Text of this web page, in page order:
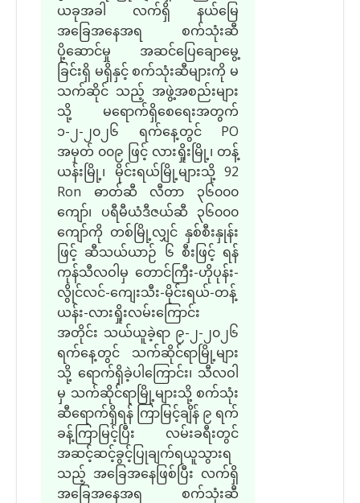
ယခုအခါ လက်ရှိ နယ်မြေ
အခြေအနေအရ စက်သုံးဆီ
ပို့ဆောင်မှု အဆင်ပြေချောမွေ့
ခြင်းရှိ မရှိနှင့် စက်သုံးဆီများကို မ
သက်ဆိုင် သည့် အဖွဲ့အစည်းများ
သို့ မရောက်ရှိစေရေးအတွက်
၁-၂-၂၀၂၆ ရက်နေ့တွင် PO
အမှတ် ၀၀၉ ဖြင့် လားရှိုးမြို့၊ တန့်
ယန်းမြို့၊ မိုင်းရယ်မြို့များသို့ 92
Ron ဓာတ်ဆီ လီတာ ၃၆၀၀၀
ကျော်၊ ပရီမီယံဒီဇယ်ဆီ ၃၆၀၀၀
ကျော်ကို တစ်မြို့လျှင် နှစ်စီးနှုန်း
ဖြင့် ဆီသယ်ယာဉ် ၆ စီးဖြင့် ရန်
ကုန်သီလဝါမှ တောင်ကြီး-ဟိုပုန်း-
လွိုင်လင်-ကျေးသီး-မိုင်းရယ်-တန့်
ယန်း-လားရှိုးလမ်းကြောင်း
အတိုင်း သယ်ယူခဲ့ရာ ၉-၂-၂၀၂၆
ရက်နေ့တွင် သက်ဆိုင်ရာမြို့များ
သို့ ရောက်ရှိခဲ့ပါကြောင်း၊ သီလဝါ
မှ သက်ဆိုင်ရာမြို့များသို့ စက်သုံး
ဆီရောက်ရှိရန် ကြာမြင့်ချိန် ၉ ရက်
ခန့်ကြာမြင့်ပြီး လမ်းခရီးတွင်
အဆင့်ဆင့်ခွင့်ပြုချက်ရယူသွားရ
သည့် အခြေအနေဖြစ်ပြီး လက်ရှိ
အခြေအနေအရ စက်သုံးဆီ